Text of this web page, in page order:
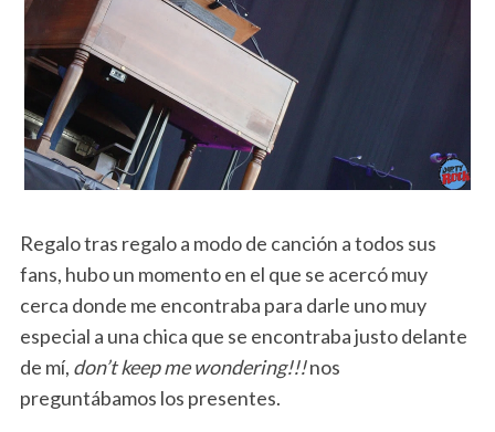
Regalo tras regalo a modo de canción a todos sus
fans, hubo un momento en el que se acercó muy
cerca donde me encontraba para darle uno muy
especial a una chica que se encontraba justo delante
de mí, don’t keep me wondering!!!nos
preguntábamos los presentes.